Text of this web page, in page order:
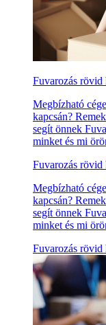
Fuvarozás rövid
Megbízható
kapcsán?
segít önnek
minket és mi
Fuvarozás rövid
Megbízható
kapcsán?
segít önnek
minket és mi
Fuvarozás rövid